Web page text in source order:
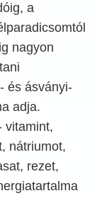
a
nagyon
és ásványi-
adja.
vitamint,
nátriumot,
rezet,